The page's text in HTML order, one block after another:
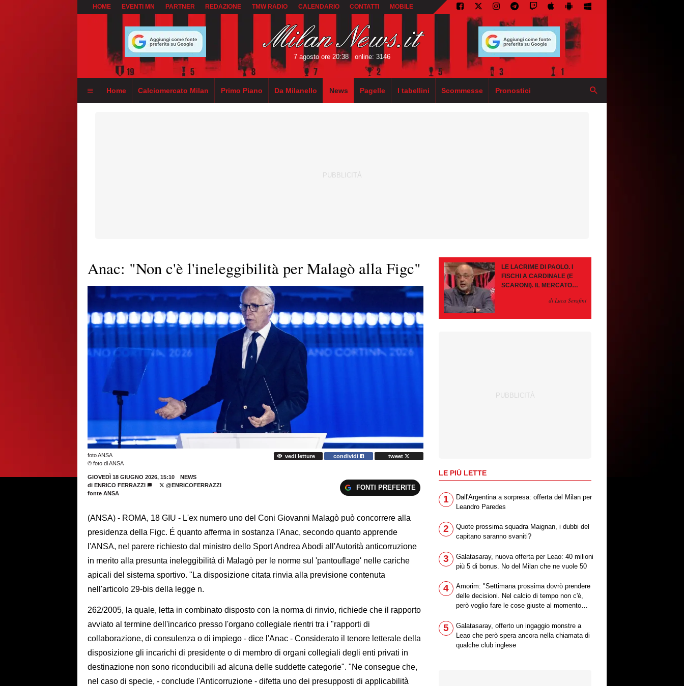
HOME EVENTI MN PARTNER REDAZIONE TMW RADIO CALENDARIO CONTATTI MOBILE
7 agosto ore 20:38 online: 3146
Home Calciomercato Milan Primo Piano Da Milanello News Pagelle I tabellini Scommesse Pronostici
Anac: "Non c'è l'ineleggibilità per Malagò alla Figc"
foto ANSA
© foto di ANSA
vedi letture condividi tweet
GIOVEDÌ 18 GIUGNO 2026, 15:10
NEWS
di ENRICO FERRAZZI
@ENRICOFERRAZZI
fonte ANSA
FONTI PREFERITE
(ANSA) - ROMA, 18 GIU - L'ex numero uno del Coni Giovanni Malagò può concorrere alla
presidenza della Figc. É quanto afferma in sostanza l'Anac, secondo quanto apprende
l'ANSA, nel parere richiesto dal ministro dello Sport Andrea Abodi all'Autorità anticorruzione
in merito alla presunta ineleggibilità di Malagò per le norme sul 'pantouflage' nelle cariche
apicali del sistema sportivo. "La disposizione citata rinvia alla previsione contenuta
nell'articolo 29-bis della legge n.
262/2005, la quale, letta in combinato disposto con la norma di rinvio, richiede che il rapporto
avviato al termine dell'incarico presso l'organo collegiale rientri tra i "rapporti di
collaborazione, di consulenza o di impiego - dice l'Anac - Considerato il tenore letterale della
disposizione gli incarichi di presidente o di membro di organi collegiali degli enti privati in
destinazione non sono riconducibili ad alcuna delle suddette categorie". "Ne consegue che,
nel caso di specie, - conclude l'Anticorruzione - difetta uno dei presupposti di applicabilità
LE LACRIME DI PAOLO. I
FISCHI A CARDINALE (E
SCARONI). IL MERCATO
PAZIENZA, SE RESTA È
di Luca Serafini
LE PIÙ LETTE
1
Dall'Argentina a sorpresa: offerta del Milan per
Leandro Paredes
2
Quote prossima squadra Maignan, i dubbi del
capitano saranno svaniti?
3
Galatasaray, nuova offerta per Leao: 40 milioni
più 5 di bonus. No del Milan che ne vuole 50
4
Amorim: "Settimana prossima dovrò prendere
delle decisioni. Nel calcio di tempo non c'è,
però voglio fare le cose giuste al momento
5
Galatasaray, offerto un ingaggio monstre a
Leao che però spera ancora nella chiamata di
qualche club inglese